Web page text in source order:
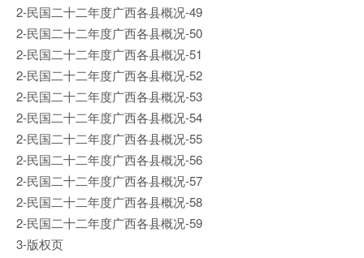
2-民国二十二年度广西各县概况-49
2-民国二十二年度广西各县概况-50
2-民国二十二年度广西各县概况-51
2-民国二十二年度广西各县概况-52
2-民国二十二年度广西各县概况-53
2-民国二十二年度广西各县概况-54
2-民国二十二年度广西各县概况-55
2-民国二十二年度广西各县概况-56
2-民国二十二年度广西各县概况-57
2-民国二十二年度广西各县概况-58
2-民国二十二年度广西各县概况-59
3-版权页